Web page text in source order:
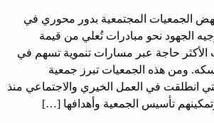
الجمعيات المجتمعية بدور محوري في
الجهود نحو مبادرات تُعلي من قيمة
الأكثر حاجة عبر مسارات تنموية تسهم في
ومن هذه الجمعيات تبرز جمعية
انطلقت في العمل الخيري والاجتماعي منذ
تأسيس الجمعية وأهدافها […]